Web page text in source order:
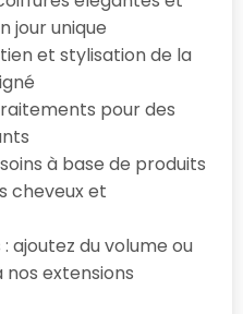
jour unique
et stylisation de la
pour des
à base de produits
cheveux et
ajoutez du volume ou
extensions